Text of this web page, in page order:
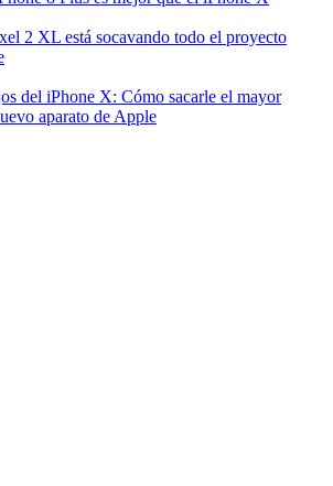
2 XL está socavando todo el proyecto
del iPhone X: Cómo sacarle el mayor
aparato de Apple